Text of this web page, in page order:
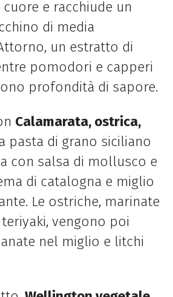
e racchiude un
di media
un estratto di
pomodori e capperi
profondità di sapore.
Calamarata, ostrica,
pasta di grano siciliano
con salsa di mollusco e
di catalogna e miglio
Le ostriche, marinate
vengono poi
nel miglio e litchi